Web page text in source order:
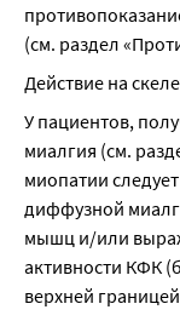
(см. раздел
Действие на
У пациентов,
миалгия (см.
миопатии
диффузной
мышц и/или
активности КФК
верхней